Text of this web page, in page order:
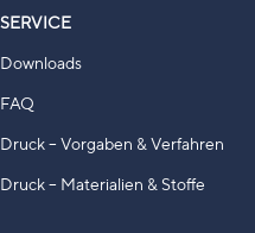
SERVICE
Downloads
FAQ
Druck – Vorgaben & Verfahren
Druck – Materialien & Stoffe